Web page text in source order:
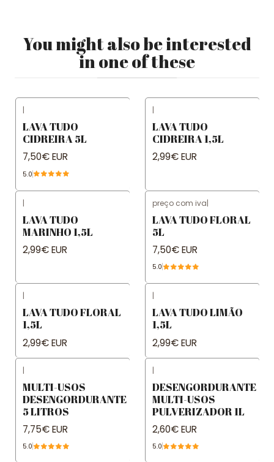
You might also be interested
in one of these
|
LAVA TUDO
CIDREIRA 5L
7,50€ EUR
5.0
|
LAVA TUDO
CIDREIRA 1,5L
2,99€ EUR
|
LAVA TUDO
MARINHO 1,5L
2,99€ EUR
preço com iva|
LAVA TUDO FLORAL
5L
7,50€ EUR
5.0
|
LAVA TUDO FLORAL
1,5L
2,99€ EUR
|
LAVA TUDO LIMÃO
1,5L
2,99€ EUR
|
MULTI-USOS
DESENGORDURANTE
5 LITROS
7,75€ EUR
5.0
|
DESENGORDURANTE
MULTI-USOS
PULVERIZADOR 1L
2,60€ EUR
5.0